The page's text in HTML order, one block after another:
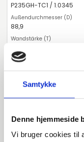
Samtykke
Denne hjemmeside
Vi bruger cookies til
P235GH-TC1 / 1.0345
88,9
90
014508108